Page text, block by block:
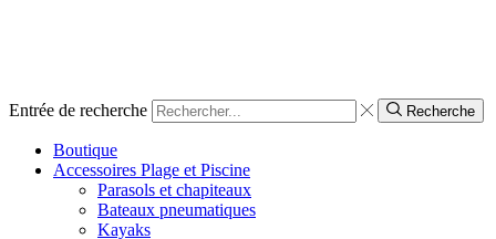
Entrée de recherche Recherche
Boutique
Accessoires Plage et Piscine
Parasols et chapiteaux
Bateaux pneumatiques
Kayaks